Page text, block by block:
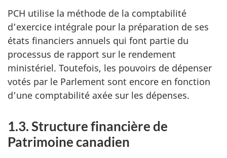
PCH utilise la méthode de la comptabilité
d’exercice intégrale pour la préparation de ses
états financiers annuels qui font partie du
processus de rapport sur le rendement
ministériel. Toutefois, les pouvoirs de dépenser
votés par le Parlement sont encore en fonction
d’une comptabilité axée sur les dépenses.
1.3. Structure financière de
Patrimoine canadien